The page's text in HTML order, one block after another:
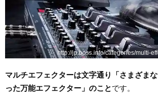
http://jp.boss.info/categories/multi-
マルチエフェクターは文字通り「さまざま
った万能エフェクター」のことです。